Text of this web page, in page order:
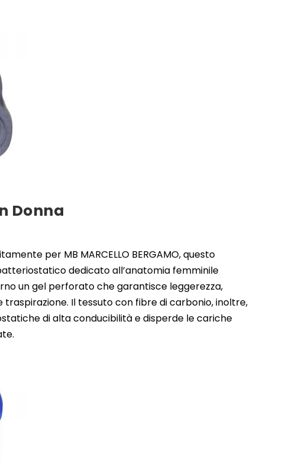
Donna
per MB MARCELLO BERGAMO, questo
dedicato all’anatomia femminile
un gel perforato che garantisce leggerezza,
Il tessuto con fibre di carbonio, inoltre,
di alta conducibilità e disperde le cariche